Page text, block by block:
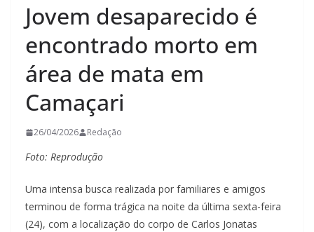
Jovem desaparecido é
encontrado morto em
área de mata em
Camaçari
26/04/2026 Redação
Foto: Reprodução
Uma intensa busca realizada por familiares e amigos
terminou de forma trágica na noite da última sexta-feira
(24), com a localização do corpo de Carlos Jonatas